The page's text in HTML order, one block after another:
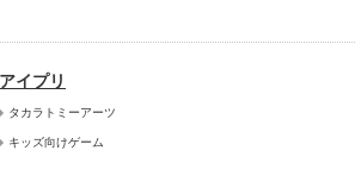
イプリ
タカラトミーアーツ
キッズ向けゲーム